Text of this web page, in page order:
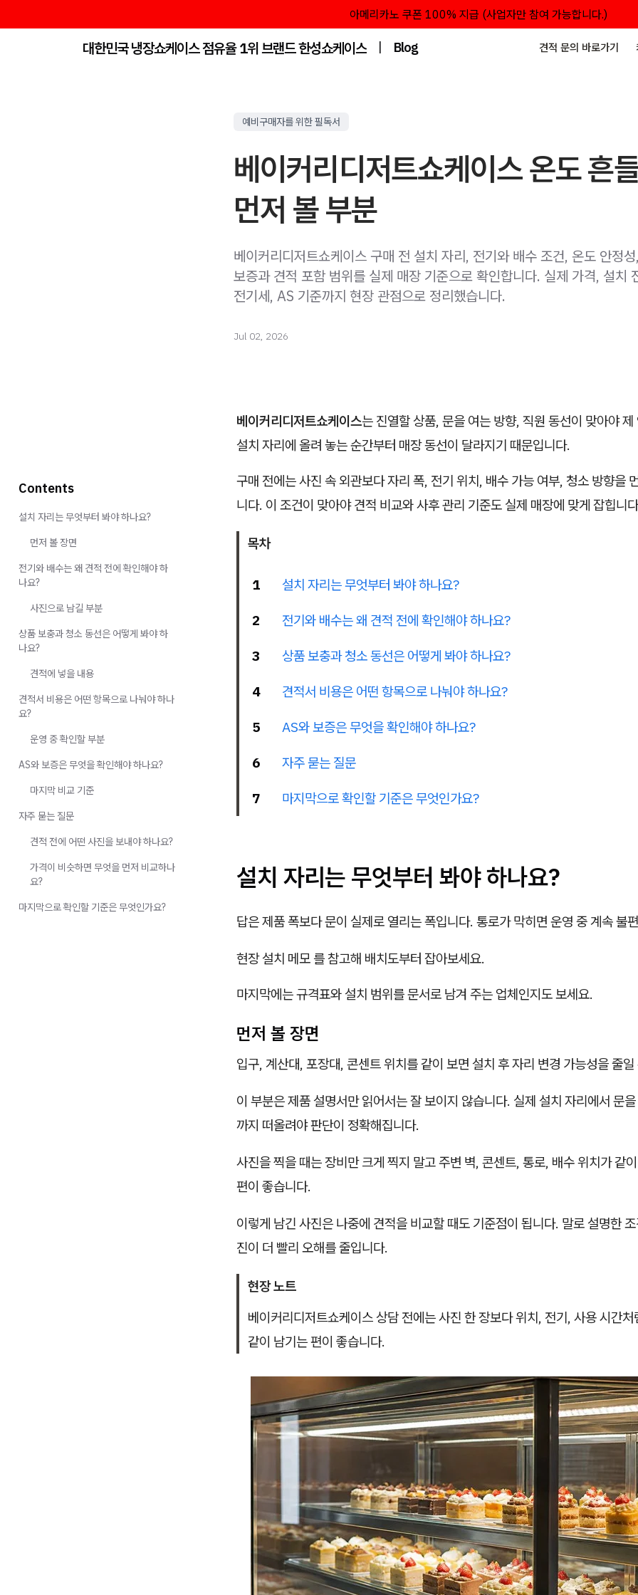
아메리카노 쿠폰 100% 지급 (사업자만 참여 가능합니다.)
대한민국 냉장쇼케이스 점유율 1위 브랜드 한성쇼케이스 | Blog 견적 문의 바로가기
예비구매자를 위한 필독서
베이커리디저트쇼케이스 온도 흔
먼저 볼 부분
베이커리디저트쇼케이스 구매 전 설치 자리, 전기와 배수 조건, 온도 안정
보증과 견적 포함 범위를 실제 매장 기준으로 확인합니다. 실제 가격, 설치
전기세, AS 기준까지 현장 관점으로 정리했습니다.
Jul 02, 2026
베이커리디저트쇼케이스는 진열할 상품, 문을 여는 방향, 직원 동선이 맞아야 제
설치 자리에 올려 놓는 순간부터 매장 동선이 달라지기 때문입니다.
구매 전에는 사진 속 외관보다 자리 폭, 전기 위치, 배수 가능 여부, 청소 방향을
니다. 이 조건이 맞아야 견적 비교와 사후 관리 기준도 실제 매장에 맞게 잡힙니
목차
1 설치 자리는 무엇부터 봐야 하나요?
2 전기와 배수는 왜 견적 전에 확인해야 하나요?
3 상품 보충과 청소 동선은 어떻게 봐야 하나요?
4 견적서 비용은 어떤 항목으로 나눠야 하나요?
5 AS와 보증은 무엇을 확인해야 하나요?
6 자주 묻는 질문
7 마지막으로 확인할 기준은 무엇인가요?
설치 자리는 무엇부터 봐야 하나요?
답은 제품 폭보다 문이 실제로 열리는 폭입니다. 통로가 막히면 운영 중 계속 불
현장 설치 메모 를 참고해 배치도부터 잡아보세요.
마지막에는 규격표와 설치 범위를 문서로 남겨 주는 업체인지도 보세요.
먼저 볼 장면
입구, 계산대, 포장대, 콘센트 위치를 같이 보면 설치 후 자리 변경 가능성을 줄일
이 부분은 제품 설명서만 읽어서는 잘 보이지 않습니다. 실제 설치 자리에서 문
까지 떠올려야 판단이 정확해집니다.
사진을 찍을 때는 장비만 크게 찍지 말고 주변 벽, 콘센트, 통로, 배수 위치가 같
편이 좋습니다.
이렇게 남긴 사진은 나중에 견적을 비교할 때도 기준점이 됩니다. 말로 설명한
진이 더 빨리 오해를 줄입니다.
현장 노트
베이커리디저트쇼케이스 상담 전에는 사진 한 장보다 위치, 전기, 사용 시간
같이 남기는 편이 좋습니다.
Contents
설치 자리는 무엇부터 봐야 하나요?
먼저 볼 장면
전기와 배수는 왜 견적 전에 확인해야 하
나요?
사진으로 남길 부분
상품 보충과 청소 동선은 어떻게 봐야 하
나요?
견적에 넣을 내용
견적서 비용은 어떤 항목으로 나눠야 하나
요?
운영 중 확인할 부분
AS와 보증은 무엇을 확인해야 하나요?
마지막 비교 기준
자주 묻는 질문
견적 전에 어떤 사진을 보내야 하나요?
가격이 비슷하면 무엇을 먼저 비교하나
요?
마지막으로 확인할 기준은 무엇인가요?